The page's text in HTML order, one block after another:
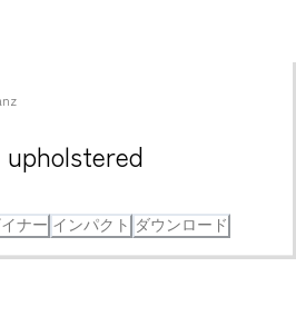
ナー インパクト ダウンロード